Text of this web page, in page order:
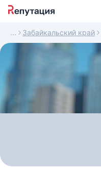
Забайкальский край